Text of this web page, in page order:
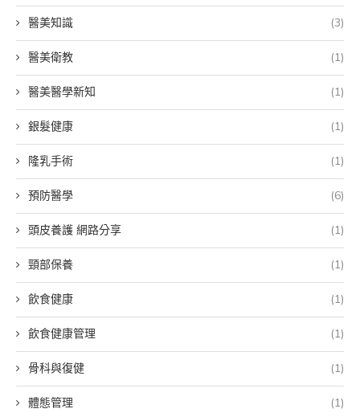
醫美知識 (3)
醫美衛教 (1)
醫美醫學新知 (1)
銀髮健康 (1)
隆乳手術 (1)
預防醫學 (6)
頭皮養護 網路分享 (1)
頸部保養 (1)
飲食健康 (1)
飲食健康管理 (1)
骨科與復健 (1)
體態管理 (1)